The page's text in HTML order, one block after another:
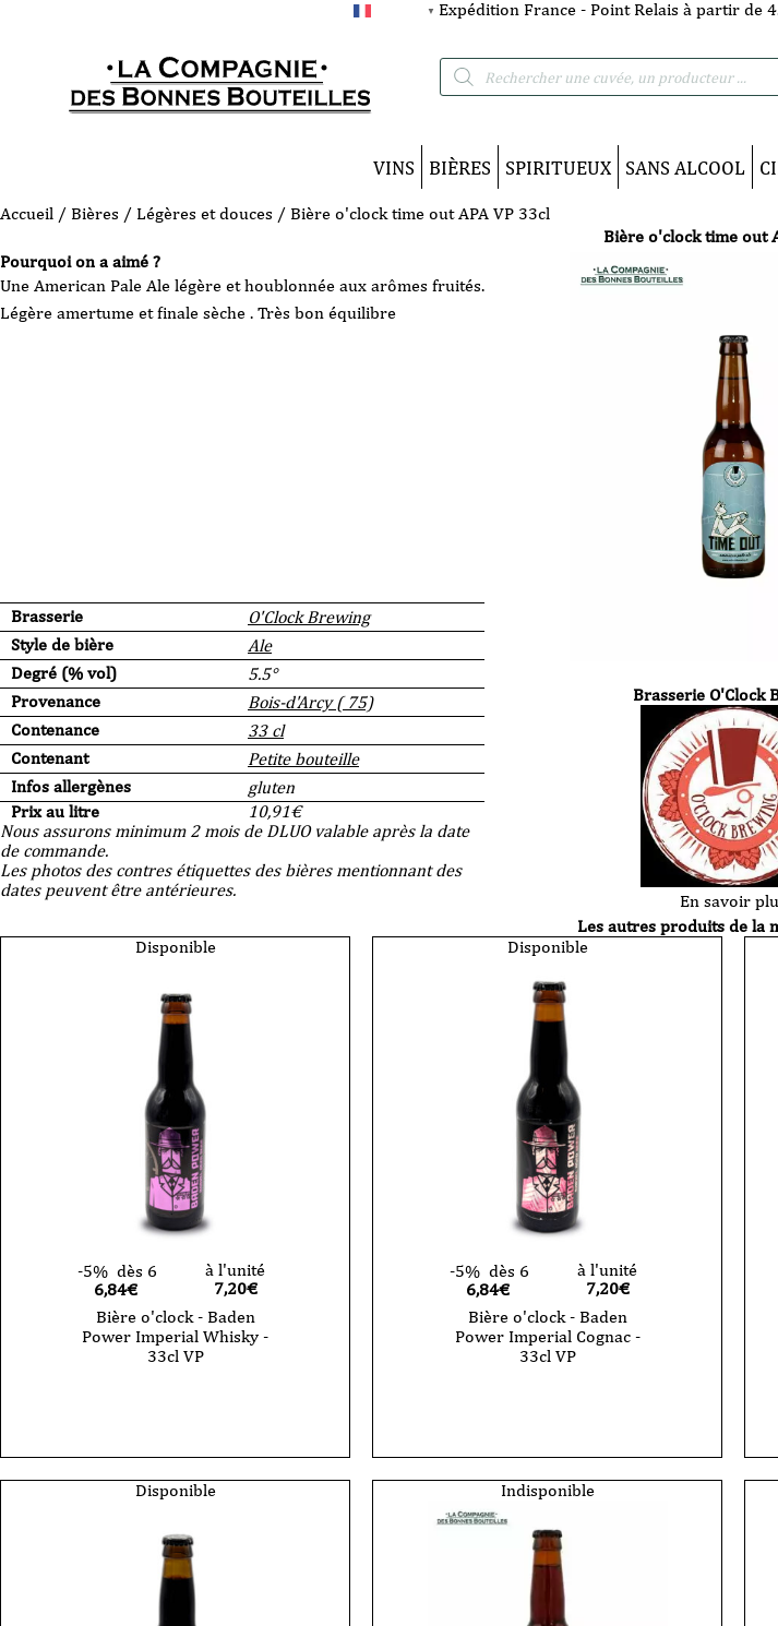
▼ Expédition France - Point Relais à partir de
Recherche
de
VINS BIÈRES SPIRITUEUX SANS ALCOOL
Accueil / Bières / Légères et douces / Bière o'clock time out APA VP 33cl
Bière o'clock time out
Pourquoi on a aimé ?
Une American Pale Ale légère et houblonnée aux arômes fruités.
Légère amertume et finale sèche . Très bon équilibre
Brasserie
O'Clock Brewing
Style de bière
Ale
Degré (% vol)
5.5°
Provenance
Bois-d'Arcy ( 75)
Contenance
33 cl
Contenant
Petite bouteille
Infos allergènes
gluten
Prix au litre
10,91€
Nous assurons minimum 2 mois de DLUO valable après la date
de commande.
Les photos des contres étiquettes des bières mentionnant des
dates peuvent être antérieures.
Brasserie O'Clock
En savoir
Les autres produits de la
Disponible
-5% dès 6
6,84€
à l'unité
7,20€
Bière o'clock - Baden
Power Imperial Whisky -
33cl VP
-
Disponible
-5% dès 6
6,84€
à l'unité
7,20€
Bière o'clock - Baden
Power Imperial Cognac -
33cl VP
-
Imperial
Cognac
Disponible Indisponible